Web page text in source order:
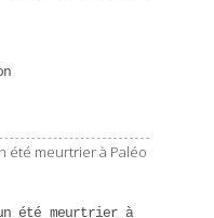
été meurtrier à